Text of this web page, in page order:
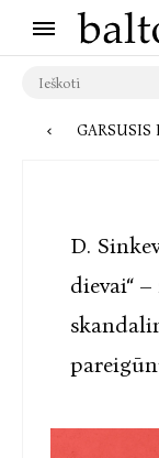
GARSUSIS H. YANAGIHARA ROMANAS
D.
dievai“